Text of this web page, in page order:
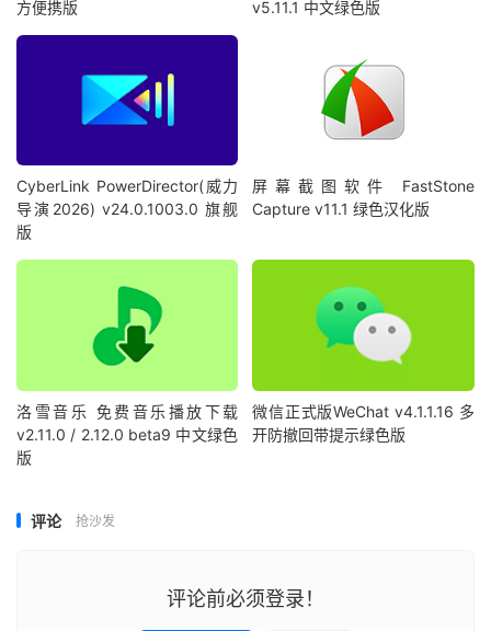
方便携版
v5.11.1 中文绿色版
CyberLink PowerDirector(威力
导演2026) v24.0.1003.0 旗舰
版
屏幕截图软件 FastStone
Capture v11.1 绿色汉化版
洛雪音乐 免费音乐播放下载
v2.11.0 / 2.12.0 beta9 中文绿色
版
微信正式版WeChat v4.1.1.16 多
开防撤回带提示绿色版
评论 抢沙发
评论前必须登录！